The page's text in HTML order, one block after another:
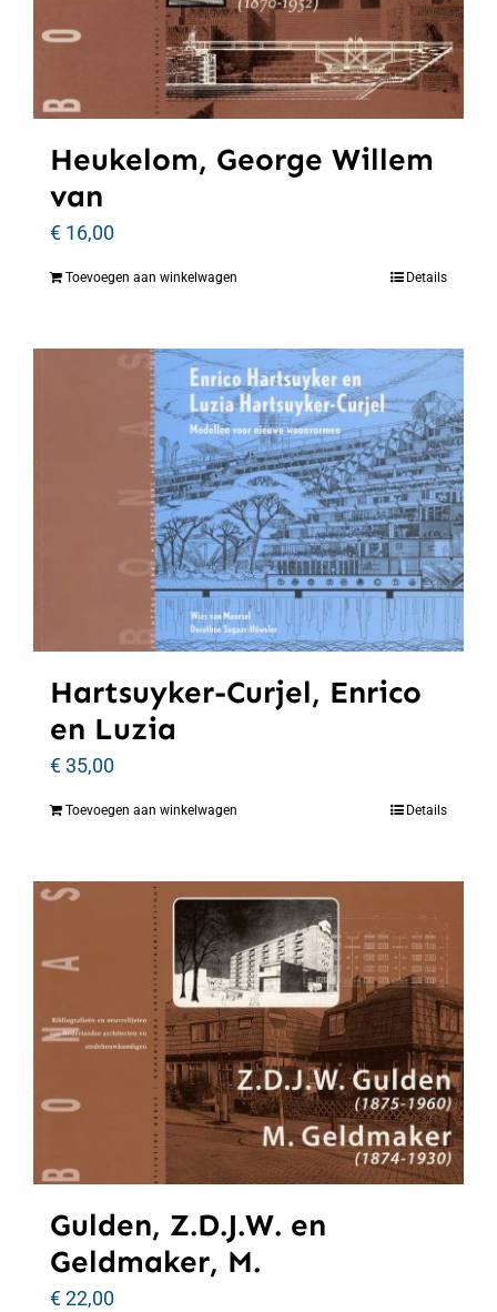
Heukelom, George Willem
van
€ 16,00
Toevoegen aan winkelwagen Details
Hartsuyker-Curjel, Enrico
en Luzia
€35,00
Toevoegen aan winkelwagen Details
Gulden, Z.D.J.W. en
Geldmaker, M.
€22,00